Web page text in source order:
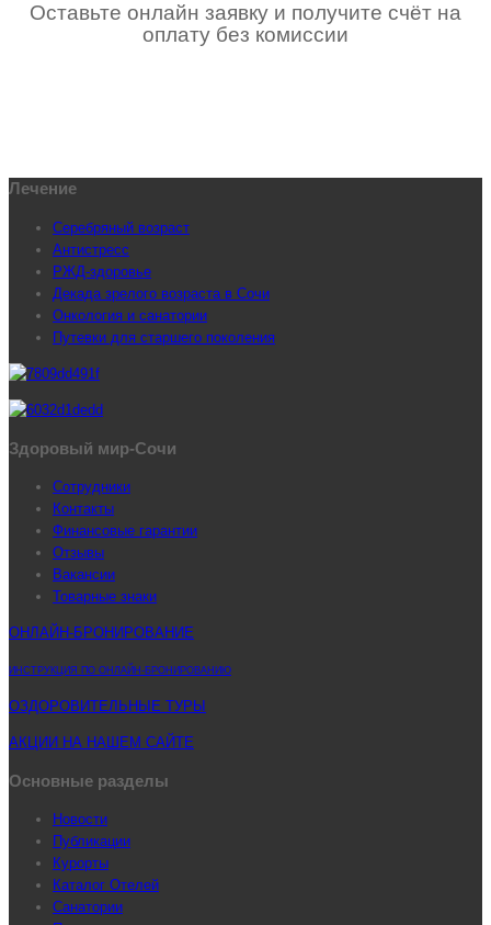
Оставьте онлайн заявку и получите счёт на
оплату без комиссии
Лечение
Серебряный возраст
Антистресс
РЖД-здоровье
Декада зрелого возраста в Сочи
Онкология и санатории
Путевки для старшего поколения
Здоровый мир-Сочи
Сотрудники
Контакты
Финансовые гарантии
Отзывы
Вакансии
Товарные знаки
ОНЛАЙН-БРОНИРОВАНИЕ
ИНСТРУКЦИЯ ПО ОНЛАЙН-БРОНИРОВАНИЮ
ОЗДОРОВИТЕЛЬНЫЕ ТУРЫ
АКЦИИ НА НАШЕМ САЙТЕ
Основные разделы
Новости
Публикации
Курорты
Каталог Отелей
Санатории